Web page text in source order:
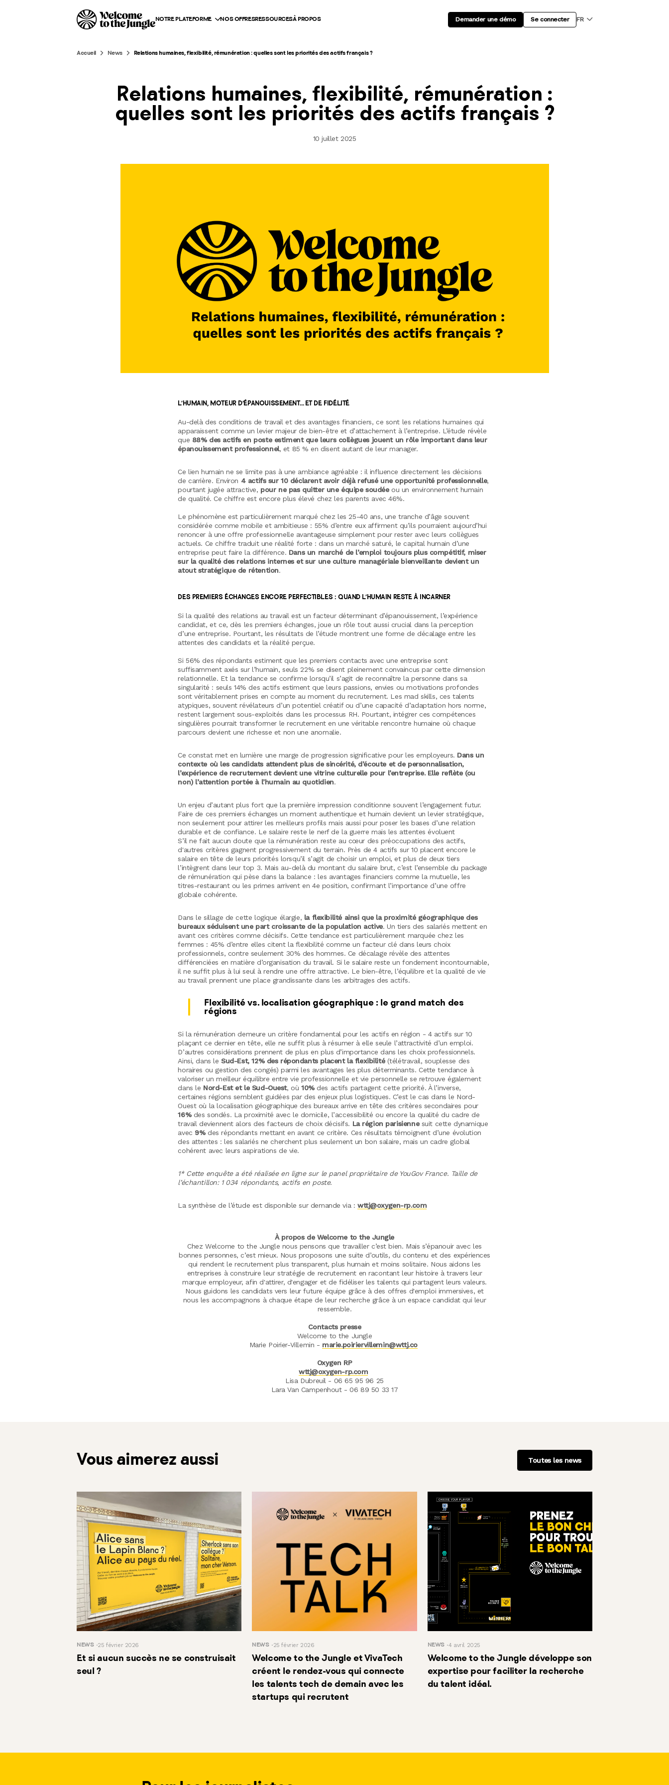
NOTRE PLATEFORME NOS OFFRESRESSOURCESÀ PROPOS Demander une démo Se connecter FR
Accueil News Relations humaines, flexibilité, rémunération : quelles sont les priorités des actifs français ?
Relations humaines, flexibilité, rémunération :
quelles sont les priorités des actifs français ?
10 juillet 2025
L'HUMAIN, MOTEUR D’ÉPANOUISSEMENT… ET DE FIDÉLITÉ
Au-delà des conditions de travail et des avantages financiers, ce sont les relations humaines qui
apparaissent comme un levier majeur de bien-être et d’attachement à l’entreprise. L’étude révèle
que 88% des actifs en poste estiment que leurs collègues jouent un rôle important dans leur
épanouissement professionnel, et 85 % en disent autant de leur manager.
Ce lien humain ne se limite pas à une ambiance agréable : il influence directement les décisions
de carrière. Environ 4 actifs sur 10 déclarent avoir déjà refusé une opportunité professionnelle,
pourtant jugée attractive, pour ne pas quitter une équipe soudéeou un environnement humain
de qualité. Ce chiffre est encore plus élevé chez les parents avec 46%.
Le phénomène est particulièrement marqué chez les 25-40 ans, une tranche d’âge souvent
considérée comme mobile et ambitieuse : 55% d’entre eux affirment qu’ils pourraient aujourd’hui
renoncer à une offre professionnelle avantageuse simplement pour rester avec leurs collègues
actuels. Ce chiffre traduit une réalité forte : dans un marché saturé, le capital humain d’une
entreprise peut faire la différence. Dans un marché de l’emploi toujours plus compétitif, miser
sur la qualité des relations internes et sur une culture managériale bienveillante devient un
atout stratégique de rétention.
DES PREMIERS ÉCHANGES ENCORE PERFECTIBLES : QUAND L’HUMAIN RESTE À INCARNER
Si la qualité des relations au travail est un facteur déterminant d’épanouissement, l’expérience
candidat, et ce, dès les premiers échanges, joue un rôle tout aussi crucial dans la perception
d’une entreprise. Pourtant, les résultats de l’étude montrent une forme de décalage entre les
attentes des candidats et la réalité perçue.
Si 56% des répondants estiment que les premiers contacts avec une entreprise sont
suffisamment axés sur l’humain, seuls 22% se disent pleinement convaincus par cette dimension
relationnelle. Et la tendance se confirme lorsqu’il s’agit de reconnaître la personne dans sa
singularité : seuls 14% des actifs estiment que leurs passions, envies ou motivations profondes
sont véritablement prises en compte au moment du recrutement. Les mad skills, ces talents
atypiques, souvent révélateurs d’un potentiel créatif ou d’une capacité d’adaptation hors norme,
restent largement sous-exploités dans les processus RH. Pourtant, intégrer ces compétences
singulières pourrait transformer le recrutement en une véritable rencontre humaine où chaque
parcours devient une richesse et non une anomalie.
Ce constat met en lumière une marge de progression significative pour les employeurs. Dans un
contexte où les candidats attendent plus de sincérité, d’écoute et de personnalisation,
l’expérience de recrutement devient une vitrine culturelle pour l’entreprise. Elle reflète (ou
non) l’attention portée à l’humain au quotidien.
Un enjeu d’autant plus fort que la première impression conditionne souvent l’engagement futur.
Faire de ces premiers échanges un moment authentique et humain devient un levier stratégique,
non seulement pour attirer les meilleurs profils mais aussi pour poser les bases d’une relation
durable et de confiance. Le salaire reste le nerf de la guerre mais les attentes évoluent
S’il ne fait aucun doute que la rémunération reste au cœur des préoccupations des actifs,
d'autres critères gagnent progressivement du terrain. Près de 4 actifs sur 10 placent encore le
salaire en tête de leurs priorités lorsqu’il s’agit de choisir un emploi, et plus de deux tiers
l’intègrent dans leur top 3. Mais au-delà du montant du salaire brut, c’est l’ensemble du package
de rémunération qui pèse dans la balance : les avantages financiers comme la mutuelle, les
titres-restaurant ou les primes arrivent en 4e position, confirmant l’importance d’une offre
globale cohérente.
Dans le sillage de cette logique élargie, la flexibilité ainsi que la proximité géographique des
bureaux séduisent une part croissante de la population active. Un tiers des salariés mettent en
avant ces critères comme décisifs. Cette tendance est particulièrement marquée chez les
femmes : 45% d’entre elles citent la flexibilité comme un facteur clé dans leurs choix
professionnels, contre seulement 30% des hommes. Ce décalage révèle des attentes
différenciées en matière d’organisation du travail. Si le salaire reste un fondement incontournable,
il ne suffit plus à lui seul à rendre une offre attractive. Le bien-être, l’équilibre et la qualité de vie
au travail prennent une place grandissante dans les arbitrages des actifs.
Flexibilité vs. localisation géographique : le grand match des
régions
Si la rémunération demeure un critère fondamental pour les actifs en région - 4 actifs sur 10
plaçant ce dernier en tête, elle ne suffit plus à résumer à elle seule l’attractivité d’un emploi.
D’autres considérations prennent de plus en plus d’importance dans les choix professionnels.
Ainsi, dans leSud-Est, 12% des répondants placent la flexibilité(télétravail, souplesse des
horaires ou gestion des congés) parmi les avantages les plus déterminants. Cette tendance à
valoriser un meilleur équilibre entre vie professionnelle et vie personnelle se retrouve également
dans le Nord-Est et le Sud-Ouest, où 10% des actifs partagent cette priorité. À l’inverse,
certaines régions semblent guidées par des enjeux plus logistiques. C’est le cas dans le Nord-
Ouest où la localisation géographique des bureaux arrive en tête des critères secondaires pour
16%des sondés. La proximité avec le domicile, l’accessibilité ou encore la qualité du cadre de
travail deviennent alors des facteurs de choix décisifs. La région parisienne suit cette dynamique
avec 9% des répondants mettant en avant ce critère. Ces résultats témoignent d’une évolution
des attentes : les salariés ne cherchent plus seulement un bon salaire, mais un cadre global
cohérent avec leurs aspirations de vie.
1* Cette enquête a été réalisée en ligne sur le panel propriétaire de YouGov France. Taille de
l’échantillon: 1 034 répondants, actifs en poste.
La synthèse de l’étude est disponible sur demande via : wttj@oxygen-rp.com
À propos de Welcome to the Jungle
Chez Welcome to the Jungle nous pensons que travailler c’est bien. Mais s’épanouir avec les
bonnes personnes, c’est mieux. Nous proposons une suite d’outils, du contenu et des expériences
qui rendent le recrutement plus transparent, plus humain et moins solitaire. Nous aidons les
entreprises à construire leur stratégie de recrutement en racontant leur histoire à travers leur
marque employeur, afin d'attirer, d'engager et de fidéliser les talents qui partagent leurs valeurs.
Nous guidons les candidats vers leur future équipe grâce à des offres d'emploi immersives, et
nous les accompagnons à chaque étape de leur recherche grâce à un espace candidat qui leur
ressemble.
Contacts presse
Welcome to the Jungle
Marie Poirier-Villemin - marie.poiriervillemin@wttj.co
Oxygen RP
wttj@oxygen-rp.com
Lisa Dubreuil - 06 65 95 96 25
Lara Van Campenhout - 06 89 50 33 17
Vous aimerez aussi Toutes les news
NEWS 25 février 2026
Et si aucun succès ne se construisait
seul ?
NEWS 25 février 2026
Welcome to the Jungle et VivaTech
créent le rendez-vous qui connecte
les talents tech de demain avec les
startups qui recrutent
NEWS 4 avril 2025
Welcome to the Jungle développe son
expertise pour faciliter la recherche
du talent idéal.